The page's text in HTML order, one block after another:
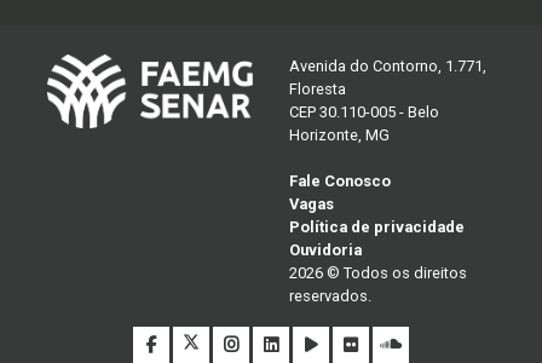
Avenida do Contorno, 1.771,
Floresta
CEP 30.110-005 - Belo
Horizonte, MG
Fale Conosco
Vagas
Política de privacidade
Ouvidoria
2026 © Todos os direitos
reservados.